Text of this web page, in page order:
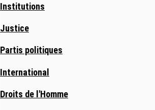
Institutions
Justice
Partis politiques
International
Droits de l'Homme